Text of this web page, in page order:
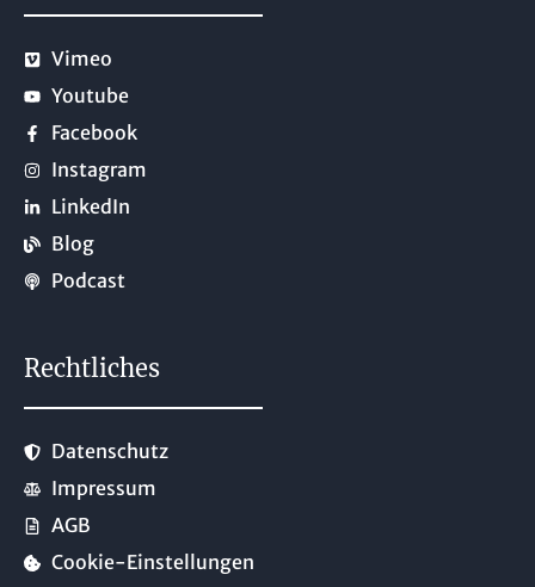
Vimeo
Youtube
Facebook
Instagram
LinkedIn
Blog
Podcast
Rechtliches
Datenschutz
Impressum
AGB
Cookie-Einstellungen